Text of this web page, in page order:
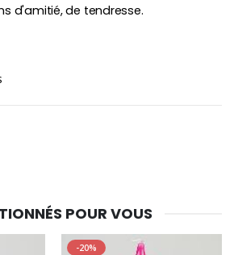
d'amitié, de tendresse.
POUR VOUS
-20%